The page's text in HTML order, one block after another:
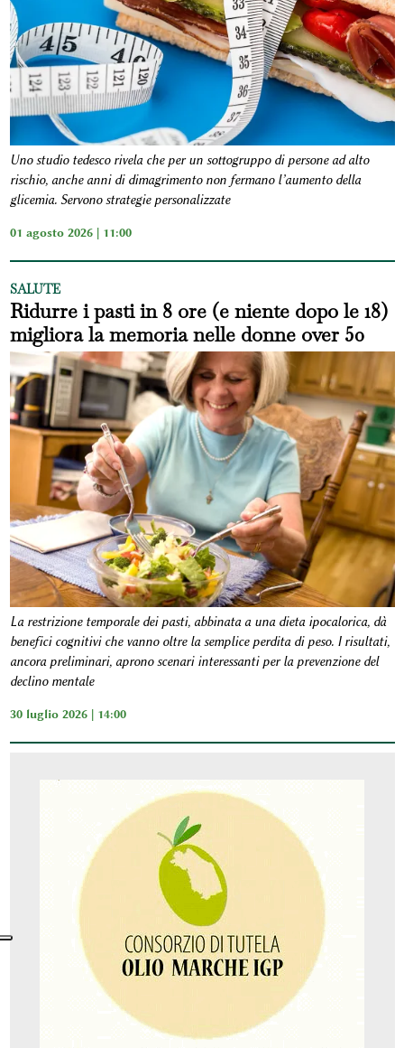
Uno studio tedesco rivela che per un sottogruppo di persone ad alto
rischio, anche anni di dimagrimento non fermano l’aumento della
glicemia. Servono strategie personalizzate
01 agosto 2026 | 11:00
SALUTE
Ridurre i pasti in 8 ore (e niente dopo le 18)
migliora la memoria nelle donne over 50
La restrizione temporale dei pasti, abbinata a una dieta ipocalorica, dà
benefici cognitivi che vanno oltre la semplice perdita di peso. I risultati,
ancora preliminari, aprono scenari interessanti per la prevenzione del
declino mentale
30 luglio 2026 | 14:00